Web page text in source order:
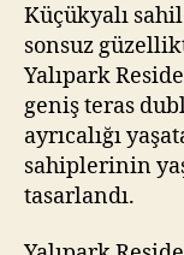
Küçükyalı
sonsuz
Yalıpark
geniş teras
ayrıcalığı
sahiplerinin
tasarlandı.